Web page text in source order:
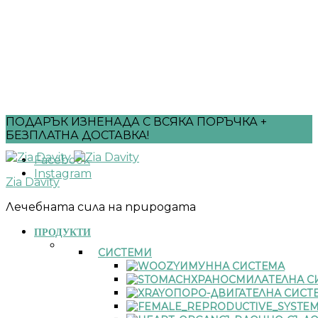
ПОДАРЪК ИЗНЕНАДА С ВСЯКА ПОРЪЧКА +
БЕЗПЛАТНА ДОСТАВКА!
Facebook
Instagram
Zia Davity
Лечебната сила на природата
ПРОДУКТИ
СИСТЕМИ
ИМУННА СИСТЕМА
ХРАНОСМИЛАТЕЛНА
ОПОРО-ДВИГАТЕЛНА